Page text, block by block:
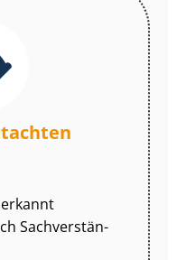
Sach­ver­stän­